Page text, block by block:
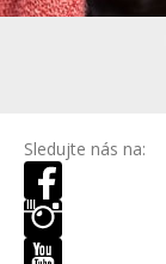
Sledujte nás na: